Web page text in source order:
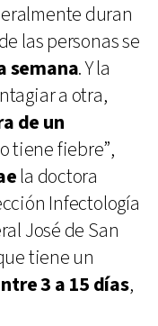
duran
las personas se
semana. Y la
a otra,
de un
tiene fiebre”,
la doctora
Infectología
José de San
tiene un
3 a 15 días,